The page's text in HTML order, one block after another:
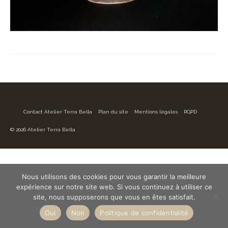
Contact Atelier Terra Bella Plan du site Mentions légales RGPD
© 2026 Atelier Terra Bella
Nous utilisons des cookies pour vous garantir la meilleure
expérience sur notre site web. Si vous continuez à utiliser ce
site, nous supposerons que vous en êtes satisfait.
Oui
Non Politique de confidentialité